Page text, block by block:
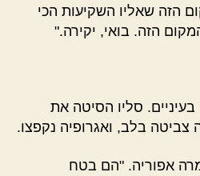
הזה שאליו השקיעות הכי
הזה. בואי, יקירה."
בעיניים. סליו הסיטה את
בלב, ואגרופיה נקפצו.
אפוריה. "הם בטח